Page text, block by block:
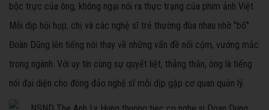
bộc trực của ông, không ngại nói ra thực trạng của phim ảnh Việt.
Mỗi dịp hội họp, chị và các nghệ sĩ trẻ thường đùa nhau nhờ "bố"
Đoàn Dũng lên tiếng nói thay về những vấn đề nổi cộm, vướng mắc
trong ngành. Với uy tín cùng sự quyết liệt, thẳng thắn, ông là tiếng
nói đại diện cho đông đảo nghệ sĩ mỗi dịp gặp cơ quan quản lý.